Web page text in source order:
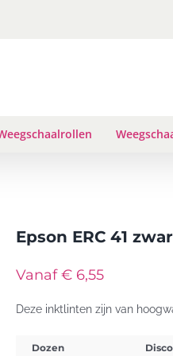
Epson ERC 41
Vanaf € 6,55
Deze inktlinten zijn van
Dozen